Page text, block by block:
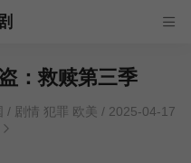
：救赎第三季
/ 剧情 犯罪 欧美 / 2025-04-17